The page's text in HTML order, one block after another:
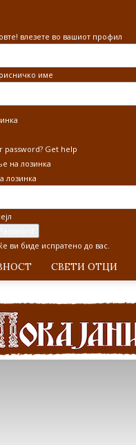
влезете во вашиот профил
име
password? Get help
на лозинка
лозинка
ви биде испратено до вас.
СВЕТИ ОТЦИ